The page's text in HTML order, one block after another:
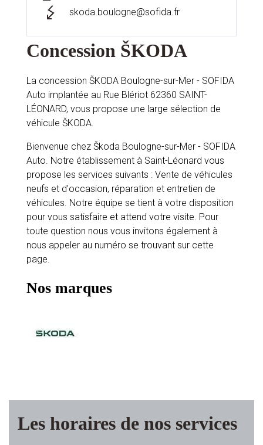
skoda.boulogne@sofida.fr
Concession ŠKODA
La concession ŠKODA Boulogne-sur-Mer - SOFIDA
Auto implantée au Rue Blériot 62360 SAINT-
LÉONARD, vous propose une large sélection de
véhicule ŠKODA.
Bienvenue chez Škoda Boulogne-sur-Mer - SOFIDA
Auto. Notre établissement à Saint-Léonard vous
propose les services suivants : Vente de véhicules
neufs et d'occasion, réparation et entretien de
véhicules. Notre équipe se tient à votre disposition
pour vous satisfaire et attend votre visite. Pour
toute question nous vous invitons également à
nous appeler au numéro se trouvant sur cette
page.
Nos marques
Les horaires de nos services